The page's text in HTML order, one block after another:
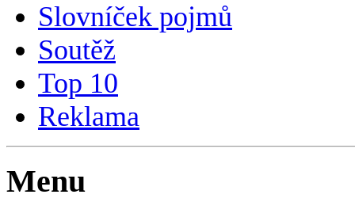
Slovníček pojmů
Soutěž
Top 10
Reklama
Menu